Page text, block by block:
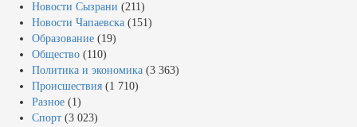
Новости Сызрани (211)
Новости Чапаевска (151)
Образование (19)
Общество (110)
Политика и экономика (3 363)
Происшествия (1 710)
Разное (1)
Спорт (3 023)